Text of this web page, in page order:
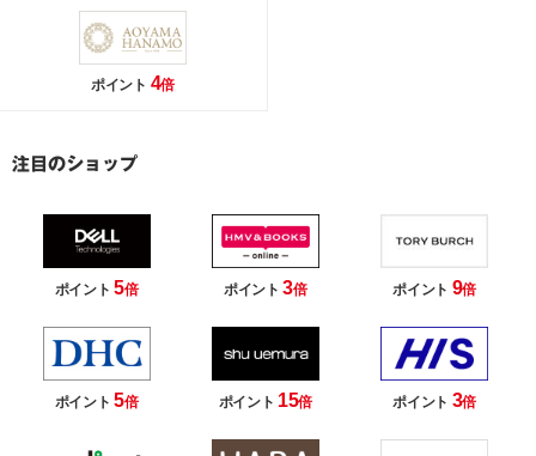
ポイント 4倍
ポイント5倍 ポイント3倍 ポイント 9倍
ポイント5倍 ポイント 15倍 ポイント 3倍